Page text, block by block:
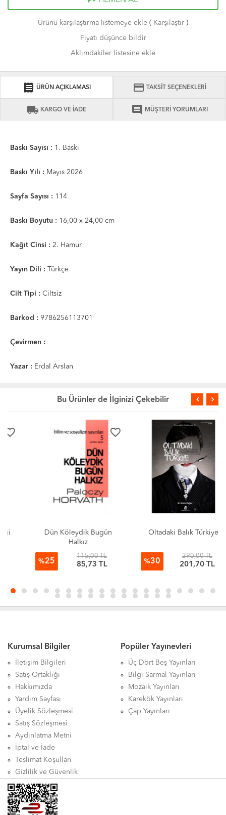
Ürünü karşılaştırma listemeye ekle ( Karşılaştır )
Fiyatı düşünce bildir
Aklımdakiler listesine ekle
receipt ÜRÜN AÇIKLAMASI credit_card TAKSİT SEÇENEKLERİ
local_shipping KARGO VE İADE comment MÜŞTERİ YORUMLARI
Baskı Sayısı : 1. Baskı
Baskı Yılı : Mayıs 2026
Sayfa Sayısı : 114
Baskı Boyutu : 16,00 x 24,00 cm
Kağıt Cinsi : 2. Hamur
Yayın Dili : Türkçe
Cilt Tipi : Ciltsiz
Barkod : 9786256113701
Çevirmen :
Yazar : Erdal Arslan
Bu Ürünler de İlginizi Çekebilir
favorite_border
Dün Köleydik Bugün
Halkız
115,00 TL
85,73 TL
favorite_border
Oltadaki Balık Türkiye
290,00 TL
201,70 TL
Kurumsal Bilgiler
İletişim Bilgileri
Satış Ortaklığı
Hakkımızda
Yardım Sayfası
Üyelik Sözleşmesi
Satış Sözleşmesi
Aydınlatma Metni
İptal ve İade
Teslimat Koşulları
Gizlilik ve Güvenlik
Popüler Yayınevleri
Üç Dört Beş Yayınları
Bilgi Sarmal Yayınları
Mozaik Yayınları
Karekök Yayınları
Çap Yayınları